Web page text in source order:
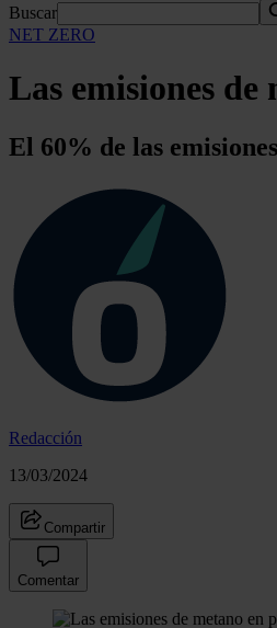
Buscar
NET ZERO
Las emisiones
El 60% de las
Redacción
13/03/2024
Compartir
Comentar